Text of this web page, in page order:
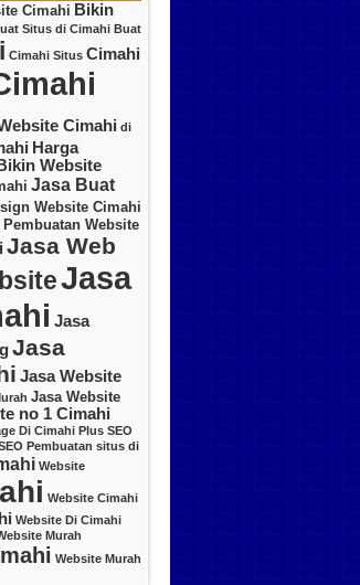
Cimahi Bikin
Situs di Cimahi Buat
Cimahi Situs Cimahi
Cimahi di
Harga
Website
Jasa Buat
Website Cimahi
Pembuatan Website
Jasa Web
Jasa
Jasa
Jasa
Jasa Website
Jasa Website
no 1 Cimahi
Di Cimahi Plus SEO
Pembuatan situs di
Website
Website Cimahi
Website Di Cimahi
Murah
Website Murah